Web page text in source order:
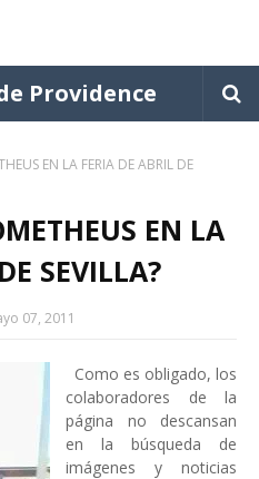
Providence
EN LA FERIA DE ABRIL DE
EN LA
SEVILLA?
07, 2011
Como es obligado, los
colaboradores de la
página no descansan
en la búsqueda de
imágenes y noticias